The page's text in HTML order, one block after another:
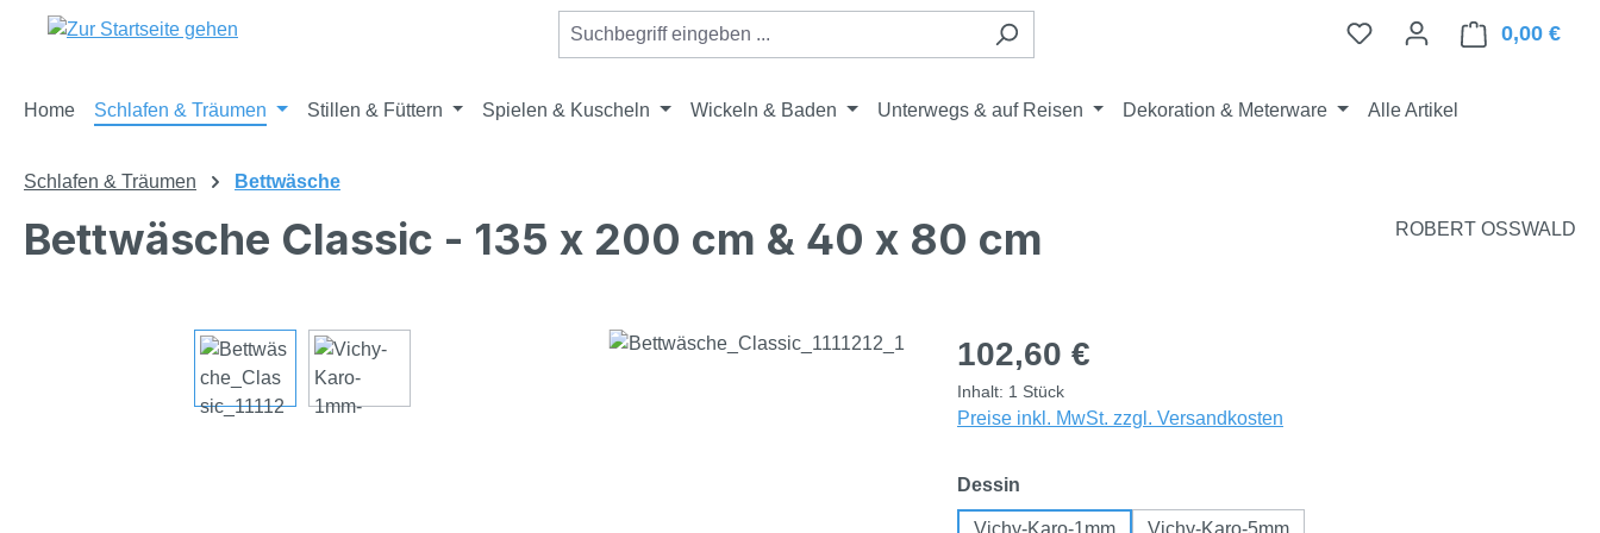
Hauptinhalt springen
Zur Suche springen
Zur Hauptnavigation springen Du hast 0 Produkte auf
0,00 €
Home Schlafen & Träumen Stillen & Füttern Spielen & Kuscheln Wickeln & Baden Unterwegs & auf Reisen Dekoration & Meterware Alle Artikel
Schlafen & Träumen Bettwäsche
Bettwäsche Classic - 135 x 200 cm & 40 x 80 cm ROBERT OSSWALD
Bildergalerie überspringen Regulärer Preis:
102,60 €
Inhalt: 1 Stück
Preise inkl. MwSt. zzgl. Versandkosten
Dessin
Vichy-Karo-1mm Vichy-Karo-5mm